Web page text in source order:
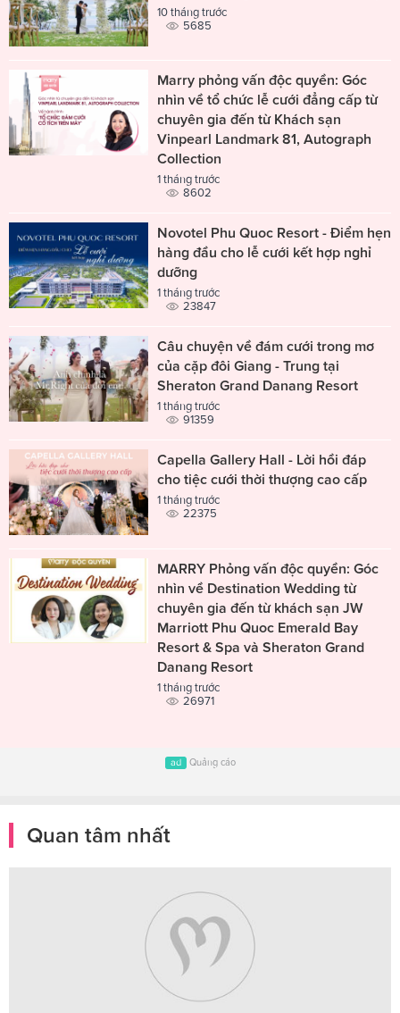
10 tháng trước
5685
Marry phỏng vấn độc quyền: Góc
nhìn về tổ chức lễ cưới đẳng cấp từ
chuyên gia đến từ Khách sạn
Vinpearl Landmark 81, Autograph
Collection
1 tháng trước
8602
Novotel Phu Quoc Resort - Điểm hẹn
hàng đầu cho lễ cưới kết hợp nghỉ
dưỡng
1 tháng trước
23847
Câu chuyện về đám cưới trong mơ
của cặp đôi Giang - Trung tại
Sheraton Grand Danang Resort
1 tháng trước
91359
Capella Gallery Hall - Lời hồi đáp
cho tiệc cưới thời thượng cao cấp
1 tháng trước
22375
MARRY Phỏng vấn độc quyền: Góc
nhìn về Destination Wedding từ
chuyên gia đến từ khách sạn JW
Marriott Phu Quoc Emerald Bay
Resort & Spa và Sheraton Grand
Danang Resort
1 tháng trước
26971
ad Quảng cáo
Quan tâm nhất